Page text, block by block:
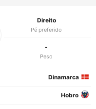
Direito
Pé preferido
-
Peso
Dinamarca
Hobro